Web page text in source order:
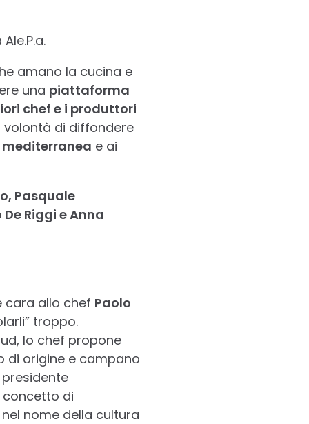
amano la cucina e
una piattaforma
chef e i produttori
di diffondere
e ai
Pasquale
Riggi e Anna
cara allo chef Paolo
troppo.
lo chef propone
di origine e campano
di
nome della cultura